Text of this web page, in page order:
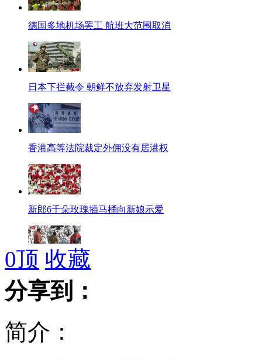
德国多地机场罢工 航班大范围取消
日本下拦截令 朝鲜不放弃发射卫星
香港高等法院裁定外佣没有居港权
新郎6千朵玫瑰插马桶向新娘示爱
秦京输油管道破裂断正加紧抢修
小伙因抢钱上网被发网吧禁止令
0顶 收藏
分享到：
简介：